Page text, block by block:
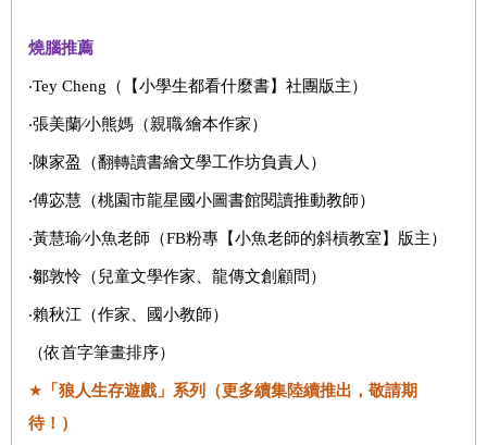
燒腦推薦
‧Tey Cheng（【小學生都看什麼書】社團版主）
‧張美蘭∕小熊媽（親職∕繪本作家）
‧陳家盈（翻轉讀書繪文學工作坊負責人）
‧傅宓慧（桃園市龍星國小圖書館閱讀推動教師）
‧黃慧瑜∕小魚老師（FB粉專【小魚老師的斜槓教室】版主）
‧鄒敦怜（兒童文學作家、龍傳文創顧問）
‧賴秋江（作家、國小教師）
（依首字筆畫排序）
★ 「狼人生存遊戲」系列
（更多續集陸續推出，敬請期
待！）